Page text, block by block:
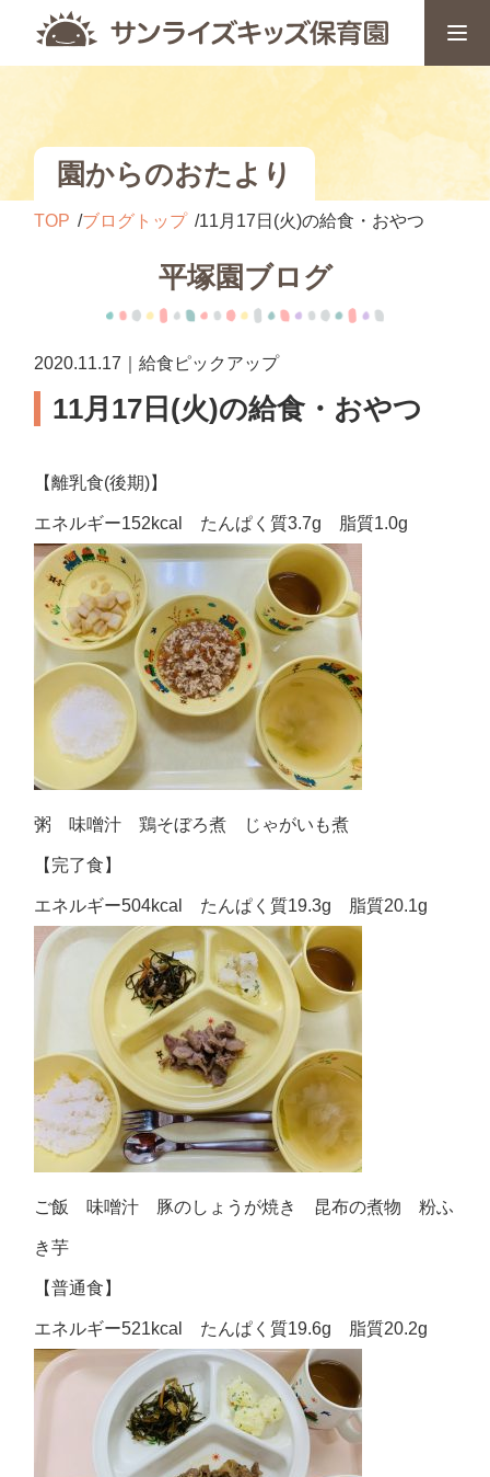
園からのおたより
TOP ブログトップ 11月17日(火)の給食・おやつ
平塚園ブログ
2020.11.17｜給食ピックアップ
11月17日(火)の給食・おやつ
【離乳食(後期)】
エネルギー152kcal たんぱく質3.7g 脂質1.0g
粥 味噌汁 鶏そぼろ煮 じゃがいも煮
【完了食】
エネルギー504kcal たんぱく質19.3g 脂質20.1g
ご飯 味噌汁 豚のしょうが焼き 昆布の煮物 粉ふ
き芋
【普通食】
エネルギー521kcal たんぱく質19.6g 脂質20.2g